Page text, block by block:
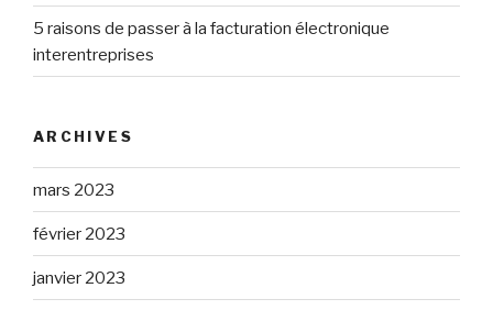
5 raisons de passer à la facturation électronique
interentreprises
ARCHIVES
mars 2023
février 2023
janvier 2023